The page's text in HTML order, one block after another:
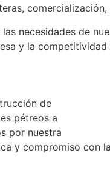
las necesidades de
y la competitividad
de
pétreos a
por nuestra
y compromiso con